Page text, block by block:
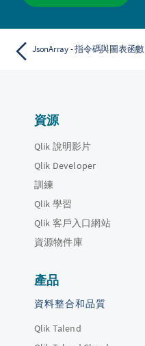
JsonArray - 指令碼與圖表函數
資源
Qlik 說明影片
Qlik Developer
訓練
Qlik 學習
Qlik 客戶入口網站
資源物件庫
產品
資料整合和品質
Qlik Talend